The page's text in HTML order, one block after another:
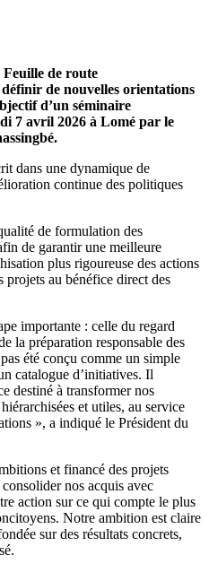
de route
de nouvelles orientations
d’un séminaire
7 avril 2026 à Lomé par le
dans une dynamique de
continue des politiques
de formulation des
de garantir une meilleure
plus rigoureuse des actions
projets au bénéfice direct des
importante : celle du regard
la préparation responsable des
été conçu comme un simple
catalogue d’initiatives. Il
destiné à transformer nos
et utiles, au service
», a indiqué le Président du
et financé des projets
nos acquis avec
action sur ce qui compte le plus
Notre ambition est claire
sur des résultats concrets,